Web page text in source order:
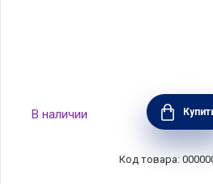
Крышка стеклянная
Бельгия,
В наличии
Код товара: